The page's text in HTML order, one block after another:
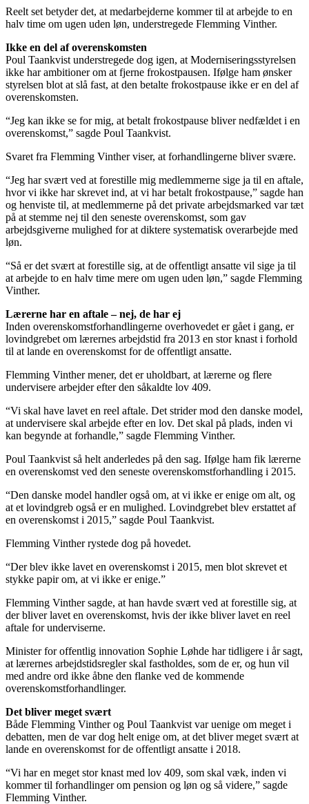
Reelt set betyder det, at medarbejderne kommer til at arbejde to en
halv time om ugen uden løn, understregede Flemming Vinther.
Ikke en del af overenskomsten
Poul Taankvist understregede dog igen, at Moderniseringsstyrelsen
ikke har ambitioner om at fjerne frokostpausen. Ifølge ham ønsker
styrelsen blot at slå fast, at den betalte frokostpause ikke er en del af
overenskomsten.
“Jeg kan ikke se for mig, at betalt frokostpause bliver nedfældet i en
overenskomst,” sagde Poul Taankvist.
Svaret fra Flemming Vinther viser, at forhandlingerne bliver svære.
“Jeg har svært ved at forestille mig medlemmerne sige ja til en aftale,
hvor vi ikke har skrevet ind, at vi har betalt frokostpause,” sagde han
og henviste til, at medlemmerne på det private arbejdsmarked var tæt
på at stemme nej til den seneste overenskomst, som gav
arbejdsgiverne mulighed for at diktere systematisk overarbejde med
løn.
“Så er det svært at forestille sig, at de offentligt ansatte vil sige ja til
at arbejde to en halv time mere om ugen uden løn,” sagde Flemming
Vinther.
Lærerne har en aftale – nej, de har ej
Inden overenskomstforhandlingerne overhovedet er gået i gang, er
lovindgrebet om lærernes arbejdstid fra 2013 en stor knast i forhold
til at lande en overenskomst for de offentligt ansatte.
Flemming Vinther mener, det er uholdbart, at lærerne og flere
undervisere arbejder efter den såkaldte lov 409.
“Vi skal have lavet en reel aftale. Det strider mod den danske model,
at undervisere skal arbejde efter en lov. Det skal på plads, inden vi
kan begynde at forhandle,” sagde Flemming Vinther.
Poul Taankvist så helt anderledes på den sag. Ifølge ham fik lærerne
en overenskomst ved den seneste overenskomstforhandling i 2015.
“Den danske model handler også om, at vi ikke er enige om alt, og
at et lovindgreb også er en mulighed. Lovindgrebet blev erstattet af
en overenskomst i 2015,” sagde Poul Taankvist.
Flemming Vinther rystede dog på hovedet.
“Der blev ikke lavet en overenskomst i 2015, men blot skrevet et
stykke papir om, at vi ikke er enige.”
Flemming Vinther sagde, at han havde svært ved at forestille sig, at
der bliver lavet en overenskomst, hvis der ikke bliver lavet en reel
aftale for underviserne.
Minister for offentlig innovation Sophie Løhde har tidligere i år sagt,
at lærernes arbejdstidsregler skal fastholdes, som de er, og hun vil
med andre ord ikke åbne den flanke ved de kommende
overenskomstforhandlinger.
Det bliver meget svært
Både Flemming Vinther og Poul Taankvist var uenige om meget i
debatten, men de var dog helt enige om, at det bliver meget svært at
lande en overenskomst for de offentligt ansatte i 2018.
“Vi har en meget stor knast med lov 409, som skal væk, inden vi
kommer til forhandlinger om pension og løn og så videre,” sagde
Flemming Vinther.